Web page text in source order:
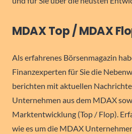
MDAX Top / MDAX
Als erfahrenes Börsenmagazin
Finanzexperten für Sie die
berichten mit aktuellen
Unternehmen aus dem MDAX
Marktentwicklung (Top / Flop).
wie es um die MDAX